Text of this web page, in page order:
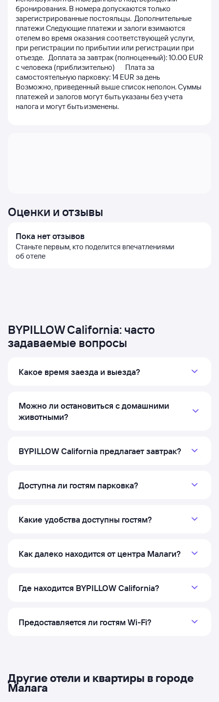
бронирования. В номера допускаются только
зарегистрированные постояльцы.  Дополнительные
платежи Следующие платежи и залоги взимаются
отелем во время оказания соответствующей услуги,
при регистрации по прибытии или регистрации при
отъезде.   Доплата за завтрак (полноценный): 10.00 EUR
с человека (приблизительно)       Плата за
самостоятельную парковку: 14 EUR за день
Возможно, приведенный выше список неполон. Суммы
платежей и залогов могут быть указаны без учета
налога и могут быть изменены.
Оценки и отзывы
Пока нет отзывов
Станьте первым, кто поделится впечатлениями
об отеле
BYPILLOW California: часто
задаваемые вопросы
Какое время заезда и выезда?
Можно ли остановиться с домашними
животными?
BYPILLOW California предлагает завтрак?
Доступна ли гостям парковка?
Какие удобства доступны гостям?
Как далеко находится от центра Малаги?
Где находится BYPILLOW California?
Предоставляется ли гостям Wi‑Fi?
Другие отели и квартиры в городе
Малага